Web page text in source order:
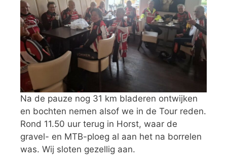
Na de pauze nog 31 km bladeren ontwijken
en bochten nemen alsof we in de Tour reden.
Rond 11.50 uur terug in Horst, waar de
gravel- en MTB-ploeg al aan het na borrelen
was. Wij sloten gezellig aan.